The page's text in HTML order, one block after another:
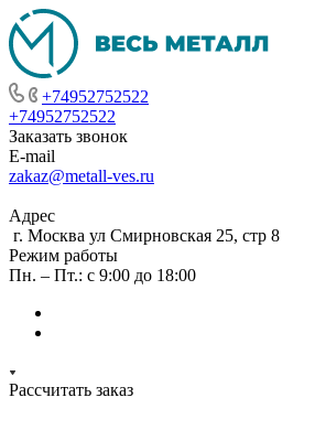
+74952752522
+74952752522
Заказать звонок
E-mail
zakaz@metall-ves.ru
Адрес
г. Москва ул Смирновская 25, стр 8
Режим работы
Пн. – Пт.: с 9:00 до 18:00
Рассчитать заказ